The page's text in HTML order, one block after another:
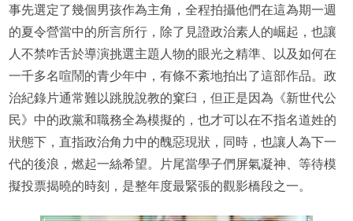
事先選定了幾個男孩作為主角，全程拍攝他們在這為期一週
的夏令營當中的所言所行，除了見證政治素人的崛起，也讓
人不禁咋舌於導演挑選主題人物的眼光之精準、以及如何在
一千多名喧鬧的青少年中，有條不紊地拍出了這部作品。政
治紀錄片通常難以跳脫說教的窠臼，但正是因為《新世代公
民》中的政黨和職務全為模擬的，也才可以在不指名道姓的
狀態下，直指政治角力中的醜惡現狀，同時，也讓人為下一
代的後浪，燃起一絲希望。片尾當學子們屏氣凝神、等待模
擬投票揭曉的時刻，是整年度最緊張的觀影橋段之一。